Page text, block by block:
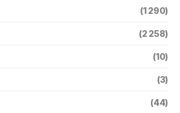
(1 290)
(2 258)
(10)
(3)
(44)